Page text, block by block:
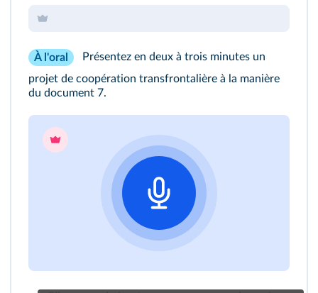
À l'oral
Présentez en deux à trois minutes un
projet de coopération transfrontalière à la manière
du document 7.